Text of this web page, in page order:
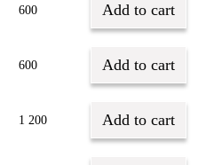
600 Add to cart
600 Add to cart
1 200 Add to cart